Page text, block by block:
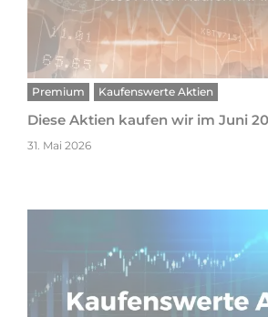
Premium Kaufenswerte Aktien
Diese Aktien kaufen wir im Juni
31. Mai 2026